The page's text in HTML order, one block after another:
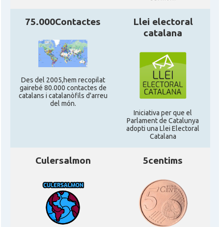
75.000Contactes
Des del 2005,hem recopilat
gairebé 80.000 contactes de
catalans i catalanòfils d'arreu
del món.
Llei electoral
catalana
Iniciativa per que el
Parlament de Catalunya
adopti una Llei Electoral
Catalana
Culersalmon 5centims